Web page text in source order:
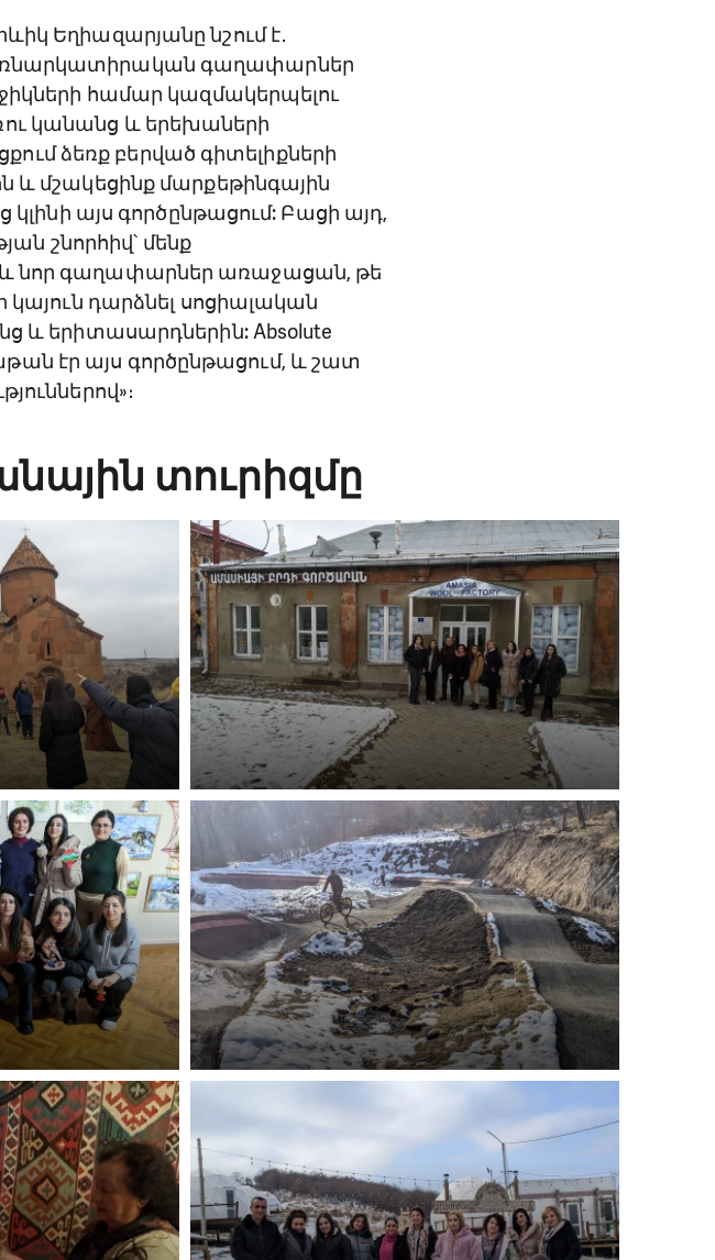
Եղիազարյանը նշում է․
գաղափարներ
համար կազմակերպելու
կանանց և երեխաների
ձեռք բերված գիտելիքների
և մշակեցինք մարքեթինգային
կլինի այս գործընթացում: Բացի այդ,
շնորհիվ՝ մենք
և նոր գաղափարներ առաջացան, թե
կայուն դարձնել սոցիալական
և երիտասարդներին: Absolute
խթան էր այս գործընթացում, և շատ
տուրիզմը